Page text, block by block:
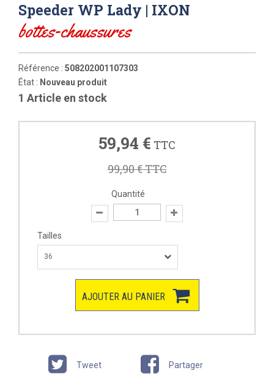
Speeder WP Lady | IXON
bottes-chaussures
Référence : 508202001107303
État : Nouveau produit
1 Article en stock
59,94 € TTC
99,90 €TTC
Quantité
Tailles
36
AJOUTER AU PANIER
Tweet Partager